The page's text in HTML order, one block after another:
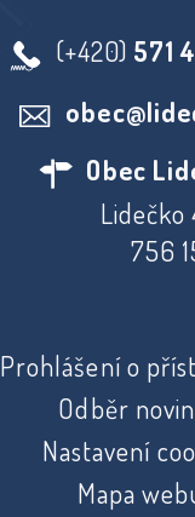
(+420) 571
Obec
Lidečko
756
Prohlášení o
Odběr
Nastavení
Mapa